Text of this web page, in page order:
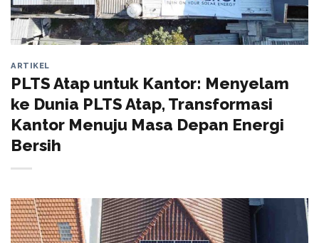
ARTIKEL
PLTS Atap untuk Kantor: Menyelam
ke Dunia PLTS Atap, Transformasi
Kantor Menuju Masa Depan Energi
Bersih